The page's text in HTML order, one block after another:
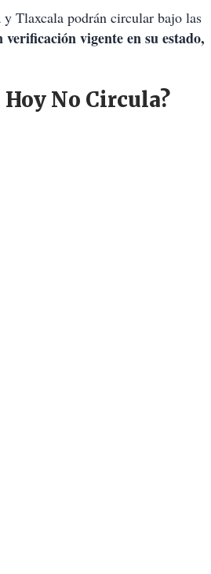
Tlaxcala podrán circular bajo las
verificación vigente en su estado,
No Circula?